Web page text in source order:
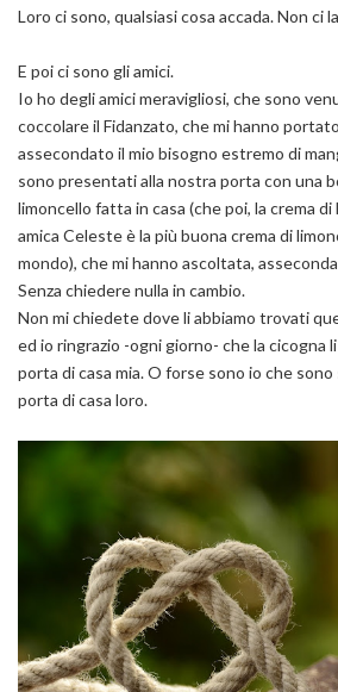
Loro ci sono, qualsiasi cosa accada. Non ci
E poi ci sono gli amici.
Io ho degli amici meravigliosi, che sono
coccolare il Fidanzato, che mi hanno
assecondato il mio bisogno estremo di
sono presentati alla nostra porta con una
limoncello fatta in casa (che poi, la crema di
amica Celeste è la più buona crema di
mondo), che mi hanno ascoltata,
Senza chiedere nulla in cambio.
Non mi chiedete dove li abbiamo trovati
ed io ringrazio -ogni giorno- che la cicogna
porta di casa mia. O forse sono io che
porta di casa loro.